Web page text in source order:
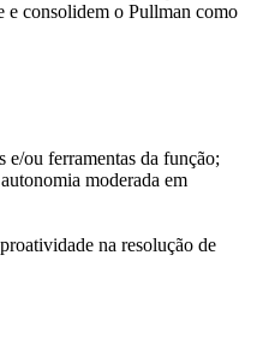
e consolidem o Pullman como
e/ou ferramentas da função;
moderada em
na resolução de